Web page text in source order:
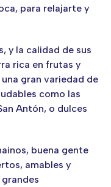
para relajarte y
y la calidad de sus
rica en frutas y
gran variedad de
como las
Antón, o dulces
buena gente
amables y